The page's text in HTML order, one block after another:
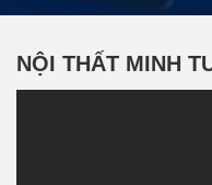
NỘI THẤT MINH